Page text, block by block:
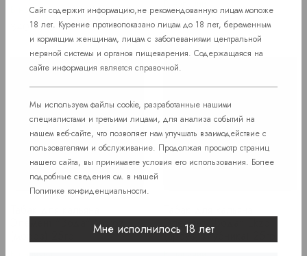
В наличии
Price
340 руб. Price
340 руб.
Элемент "Вода" Moroz
Элемент "Вода" Ekzo
(арбуз, клубника) 25гр
Сайт содержит информацию,не рекомендованную лицам моложе
18 лет. Курение противопоказано лицам до 18 лет, беременным
и кормящим женщинам, лицам с заболеваниями центральной
нервной системы и органов пищеварения. Содержащаяся на
сайте информация является справочной.
Мы используем файлы cookie, разработанные нашими
специалистами и третьими лицами, для анализа событий на
нашем веб-сайте, что позволяет нам улучшать взаимодействие с
пользователями и обслуживание. Продолжая просмотр страниц
нашего сайта, вы принимаете условия его использования. Более
подробные сведения см. в нашей
Политике конфиденциальности.
Мне исполнилось 18 лет